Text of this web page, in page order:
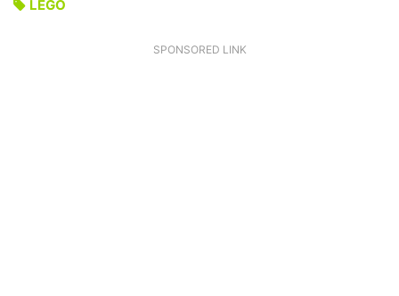
LEGO
SPONSORED LINK